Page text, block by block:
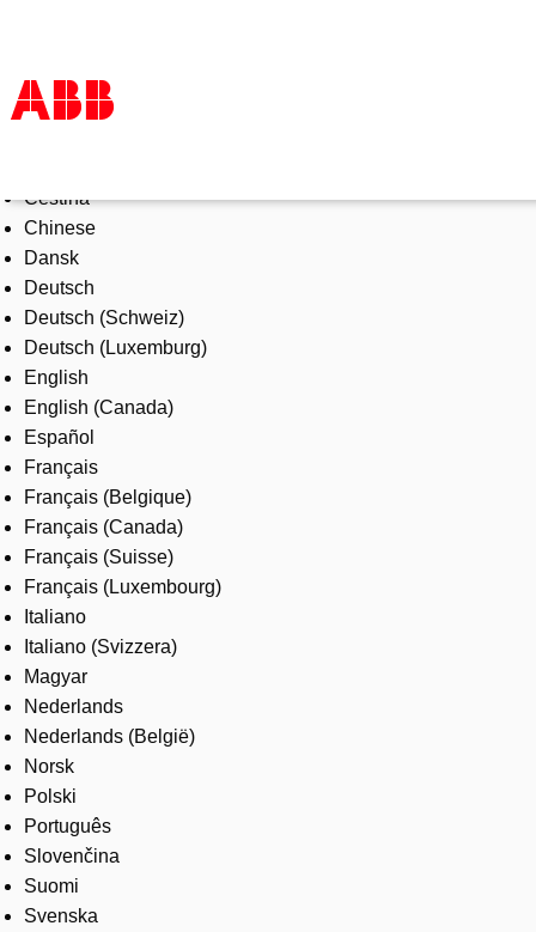
Products & Solutions
Industries
Services
About us
Where to buy
Contact us
Careers
Čeština
Chinese
Dansk
Deutsch
Deutsch (Schweiz)
Deutsch (Luxemburg)
English
English (Canada)
Español
Français
Français (Belgique)
Français (Canada)
Français (Suisse)
Français (Luxembourg)
Italiano
Italiano (Svizzera)
Magyar
Nederlands
Nederlands (België)
Norsk
Polski
Português
Slovenčina
Suomi
Svenska